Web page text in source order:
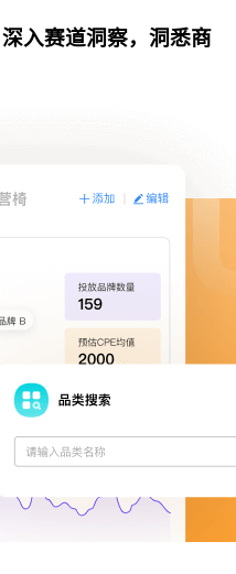
入赛道洞察，洞悉商